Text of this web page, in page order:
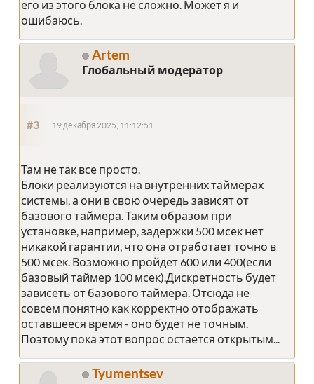
его из этого блока не сложно. Может я и
ошибаюсь.
Artem
Глобальный модератор
#3 19 декабря 2025, 11:12:51
Там не так все просто.
Блоки реализуются на внутренних таймерах
системы, а они в свою очередь зависят от
базового таймера. Таким образом при
установке, например, задержки 500 мсек нет
никакой гарантии, что она отработает точно в
500 мсек. Возможно пройдет 600 или 400(если
базовый таймер 100 мсек).Дискретность будет
зависеть от базового таймера. Отсюда не
совсем понятно как корректно отображать
оставшееся время - оно будет не точным.
Поэтому пока этот вопрос остается открытым...
Tyumentsev